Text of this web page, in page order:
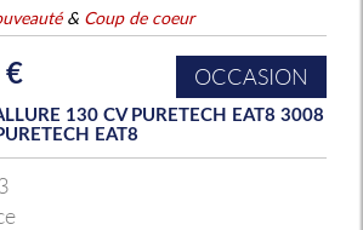
& Coup de coeur
€ OCCASION
130 CV PURETECH EAT8 3008
EAT8